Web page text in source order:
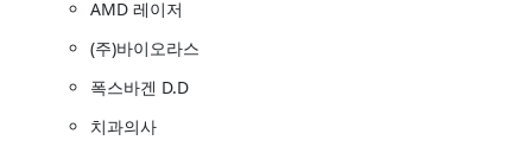
AMD 레이저
(주)바이오라스
폭스바겐 D.D
치과의사